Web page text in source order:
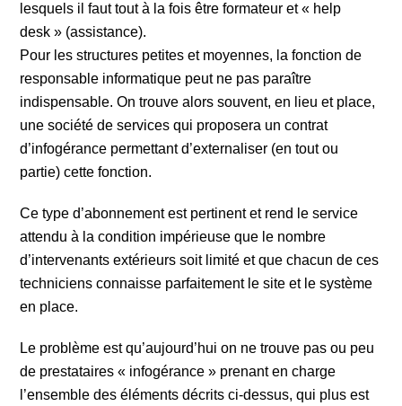
lesquels il faut tout à la fois être formateur et « help
desk » (assistance).
Pour les structures petites et moyennes, la fonction de
responsable informatique peut ne pas paraître
indispensable. On trouve alors souvent, en lieu et place,
une société de services qui proposera un contrat
d’infogérance permettant d’externaliser (en tout ou
partie) cette fonction.
Ce type d’abonnement est pertinent et rend le service
attendu à la condition impérieuse que le nombre
d’intervenants extérieurs soit limité et que chacun de ces
techniciens connaisse parfaitement le site et le système
en place.
Le problème est qu’aujourd’hui on ne trouve pas ou peu
de prestataires « infogérance » prenant en charge
l’ensemble des éléments décrits ci-dessus, qui plus est